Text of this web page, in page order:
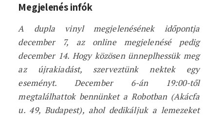
Megjelenés infók
A dupla vinyl megjelenésének időpontja
december 7, az online megjelenésé pedig
december 14. Hogy közösen ünneplhessük meg
az újrakiadást, szerveztünk nektek egy
eseményt. December 6-án 19:00-től
megtalálhattok bennünket a Robotban (Akácfa
u. 49, Budapest), ahol dedikáljuk a lemezeket